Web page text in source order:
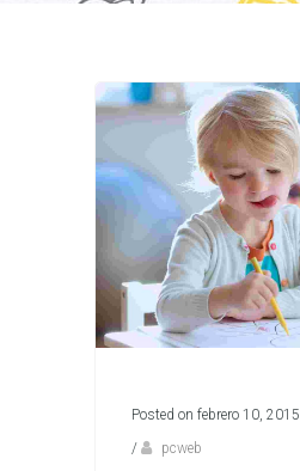
Posted on febrero 10, 2015
/
pcweb